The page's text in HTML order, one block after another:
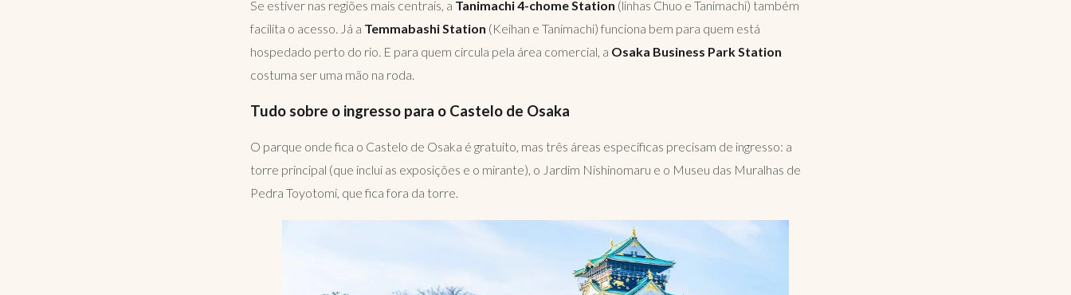
Se estiver nas regiões mais centrais, a Tanimachi 4-chome Station (linhas Chuo e Tanimachi) também
facilita o acesso. Já a Temmabashi Station (Keihan e Tanimachi) funciona bem para quem está
hospedado perto do rio. E para quem circula pela área comercial, a Osaka Business Park Station
costuma ser uma mão na roda.
Tudo sobre o ingresso para o Castelo de Osaka
O parque onde fica o Castelo de Osaka é gratuito, mas três áreas específicas precisam de ingresso: a
torre principal (que inclui as exposições e o mirante), o Jardim Nishinomaru e o Museu das Muralhas de
Pedra Toyotomi, que fica fora da torre.